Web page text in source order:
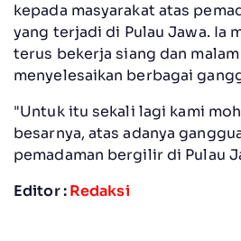
kepada masyarakat atas
yang terjadi di Pulau Jawa. Ia
terus bekerja siang dan
menyelesaikan berbagai
"Untuk itu sekali lagi kami
besarnya, atas adanya
pemadaman bergilir di Pulau
Editor :Redaksi